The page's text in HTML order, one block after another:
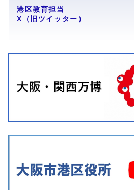
港区教育担当
X（旧ツイッター）